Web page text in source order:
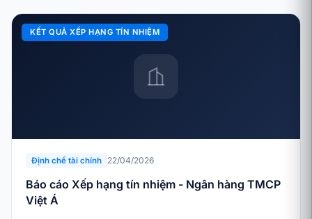
KẾT QUẢ XẾP HẠNG TÍN NHIỆM
Định chế tài chính 22/04/2026
Báo cáo Xếp hạng tín nhiệm - Ngân hàng TMCP
Việt Á